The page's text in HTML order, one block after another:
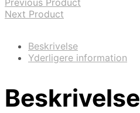
Next Product
Beskrivelse
Yderligere information
Beskrivelse